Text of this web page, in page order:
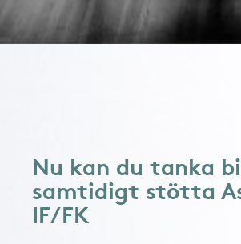
Nu kan du tanka
samtidigt stötta
IF/FK